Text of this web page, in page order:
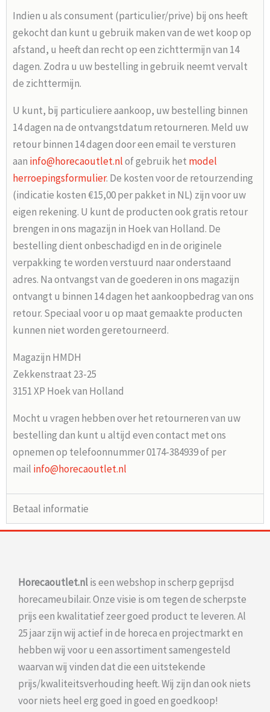
Indien u als consument (particulier/prive) bij ons heeft
gekocht dan kunt u gebruik maken van de wet koop op
afstand, u heeft dan recht op een zichttermijn van 14
dagen. Zodra u uw bestelling in gebruik neemt vervalt
de zichttermijn.
U kunt, bij particuliere aankoop, uw bestelling binnen
14 dagen na de ontvangstdatum retourneren. Meld uw
retour binnen 14 dagen door een email te versturen
aan info@horecaoutlet.nlof gebruik het model
herroepingsformulier. De kosten voor de retourzending
(indicatie kosten €15,00 per pakket in NL) zijn voor uw
eigen rekening. U kunt de producten ook gratis retour
brengen in ons magazijn in Hoek van Holland. De
bestelling dient onbeschadigd en in de originele
verpakking te worden verstuurd naar onderstaand
adres. Na ontvangst van de goederen in ons magazijn
ontvangt u binnen 14 dagen het aankoopbedrag van ons
retour. Speciaal voor u op maat gemaakte producten
kunnen niet worden geretourneerd.
Magazijn HMDH
Zekkenstraat 23-25
3151 XP Hoek van Holland
Mocht u vragen hebben over het retourneren van uw
bestelling dan kunt u altijd even contact met ons
opnemen op telefoonnummer 0174-384939 of per
mail info@horecaoutlet.nl
Betaal informatie
Horecaoutlet.nlis een webshop in scherp geprijsd
horecameubilair. Onze visie is om tegen de scherpste
prijs een kwalitatief zeer goed product te leveren. Al
25 jaar zijn wij actief in de horeca en projectmarkt en
hebben wij voor u een assortiment samengesteld
waarvan wij vinden dat die een uitstekende
prijs/kwaliteitsverhouding heeft. Wij zijn dan ook niets
voor niets heel erg goed in goed en goedkoop!